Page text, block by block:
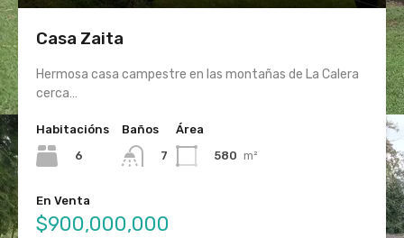
Casa Zaita
Hermosa casa campestre en las montañas de La Calera
cerca…
Habitacións
6
Baños
7
Área
580 m²
En Venta
$900,000,000